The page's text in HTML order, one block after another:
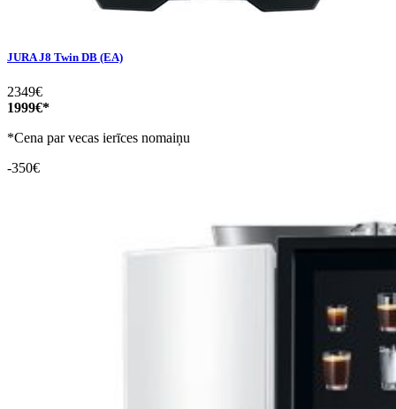
JURA J8 Twin DB (EA)
2349€
1999€*
*Cena par vecas ierīces nomaiņu
-350€